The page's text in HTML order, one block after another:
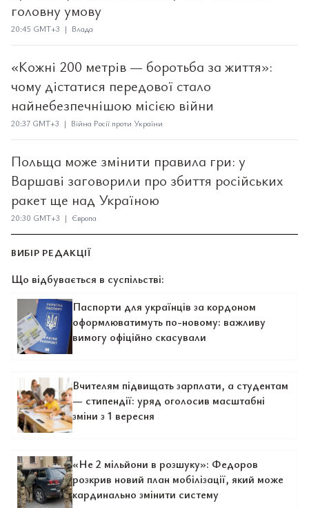
головну умову
20:45 GMT+3 | Влада
«Кожні 200 метрів — боротьба за життя»:
чому дістатися передової стало
найнебезпечнішою місією війни
20:37 GMT+3 | Війна Росії проти України
Польща може змінити правила гри: у
Варшаві заговорили про збиття російських
ракет ще над Україною
20:30 GMT+3 | Європа
ВИБІР РЕДАКЦІЇ
Що відбувається в суспільстві:
Паспорти для українців за кордоном
оформлюватимуть по-новому: важливу
вимогу офіційно скасували
Вчителям підвищать зарплати, а студентам
— стипендії: уряд оголосив масштабні
зміни з 1 вересня
«Не 2 мільйони в розшуку»: Федоров
розкрив новий план мобілізації, який може
кардинально змінити систему